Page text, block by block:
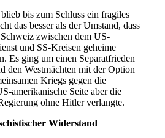
bis zum Schluss ein fragiles
das besser als der Umstand, dass
zwischen dem US-
und SS-Kreisen geheime
Es ging um einen Separatfrieden
den Westmächten mit der Option
Kriegs gegen die
amerikanische Seite aber die
ohne Hitler verlangte.
Widerstand